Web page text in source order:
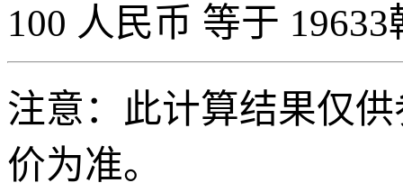
100 人民币 等于
注意：此计算结果仅
价为准。